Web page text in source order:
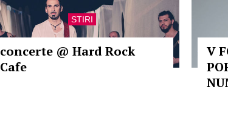
STIRI
concerte @ Hard Rock
Cafe
V